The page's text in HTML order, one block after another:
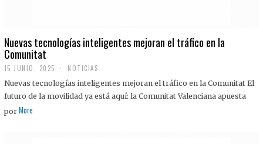
Nuevas tecnologías inteligentes mejoran el tráfico en la
Comunitat
15 JUNIO, 2025 NOTICIAS
Nuevas tecnologías inteligentes mejoran el tráfico en la Comunitat El
futuro de la movilidad ya está aquí: la Comunitat Valenciana apuesta
por More